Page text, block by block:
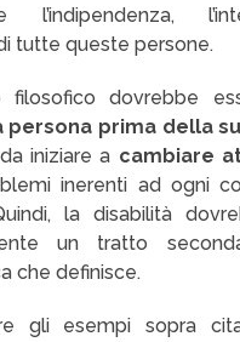
l’indipendenza,
tutte queste persone.
filosofico dovrebbe
prima della
iniziare a cambiare
inerenti ad ogni
la disabilità
un tratto
che definisce.
gli esempi sopra